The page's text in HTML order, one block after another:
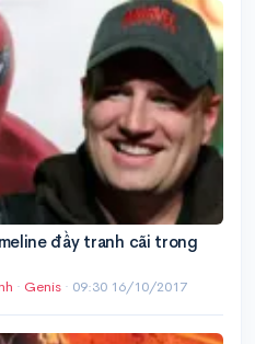
đầy tranh cãi trong
· Genis · 09:30 16/10/2017